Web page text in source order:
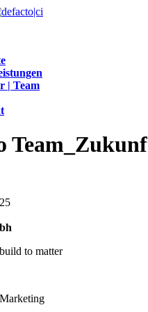
| Team
to matter